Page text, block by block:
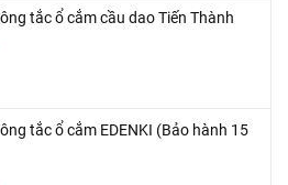
tắc ổ cắm cầu dao Tiến Thành
tắc ổ cắm EDENKI (Bảo hành 15